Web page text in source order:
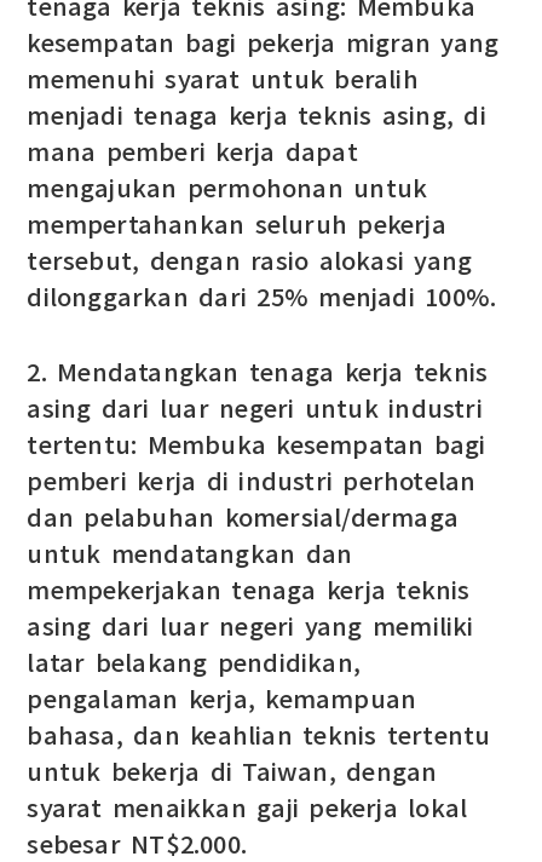
kesempatan bagi pekerja migran yang
memenuhi syarat untuk beralih
menjadi tenaga kerja teknis asing, di
mana pemberi kerja dapat
mengajukan permohonan untuk
mempertahankan seluruh pekerja
tersebut, dengan rasio alokasi yang
dilonggarkan dari 25% menjadi 100%.
2. Mendatangkan tenaga kerja teknis
asing dari luar negeri untuk industri
tertentu: Membuka kesempatan bagi
pemberi kerja di industri perhotelan
dan pelabuhan komersial/dermaga
untuk mendatangkan dan
mempekerjakan tenaga kerja teknis
asing dari luar negeri yang memiliki
latar belakang pendidikan,
pengalaman kerja, kemampuan
bahasa, dan keahlian teknis tertentu
untuk bekerja di Taiwan, dengan
syarat menaikkan gaji pekerja lokal
sebesar NT$2.000.